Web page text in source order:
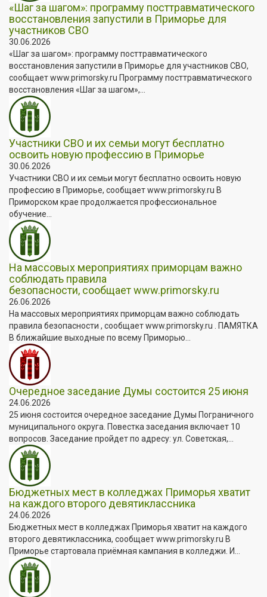
«Шаг за шагом»: программу посттравматического
восстановления запустили в Приморье для
участников СВО
30.06.2026
«Шаг за шагом»: программу посттравматического
восстановления запустили в Приморье для участников СВО,
сообщает www.primorsky.ru Программу посттравматического
восстановления «Шаг за шагом»,...
Участники СВО и их семьи могут бесплатно
освоить новую профессию в Приморье
30.06.2026
Участники СВО и их семьи могут бесплатно освоить новую
профессию в Приморье, сообщает www.primorsky.ru В
Приморском крае продолжается профессиональное
обучение...
На массовых мероприятиях приморцам важно
соблюдать правила
безопасности, сообщает www.primorsky.ru
26.06.2026
На массовых мероприятиях приморцам важно соблюдать
правила безопасности , сообщает www.primorsky.ru . ПАМЯТКА
В ближайшие выходные по всему Приморью...
Очередное заседание Думы состоится 25 июня
24.06.2026
25 июня состоится очередное заседание Думы Пограничного
муниципального округа. Повестка заседания включает 10
вопросов. Заседание пройдет по адресу: ул. Советская,...
Бюджетных мест в колледжах Приморья хватит
на каждого второго девятиклассника
24.06.2026
Бюджетных мест в колледжах Приморья хватит на каждого
второго девятиклассника, сообщает www.primorsky.ru В
Приморье стартовала приёмная кампания в колледжи. И...